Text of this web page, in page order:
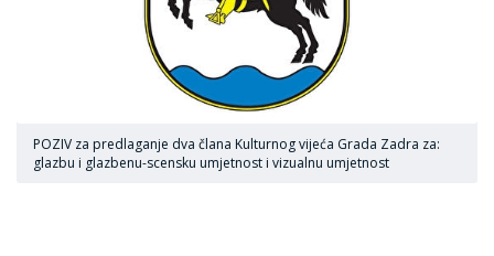
POZIV za predlaganje dva člana Kulturnog vijeća Grada Zadra za:
glazbu i glazbenu-scensku umjetnost i vizualnu umjetnost